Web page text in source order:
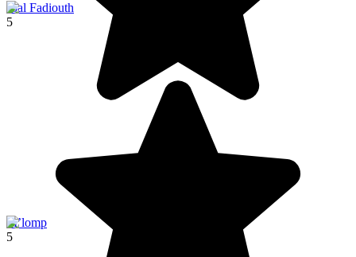
Joal Fadiouth
5
M’lomp
5